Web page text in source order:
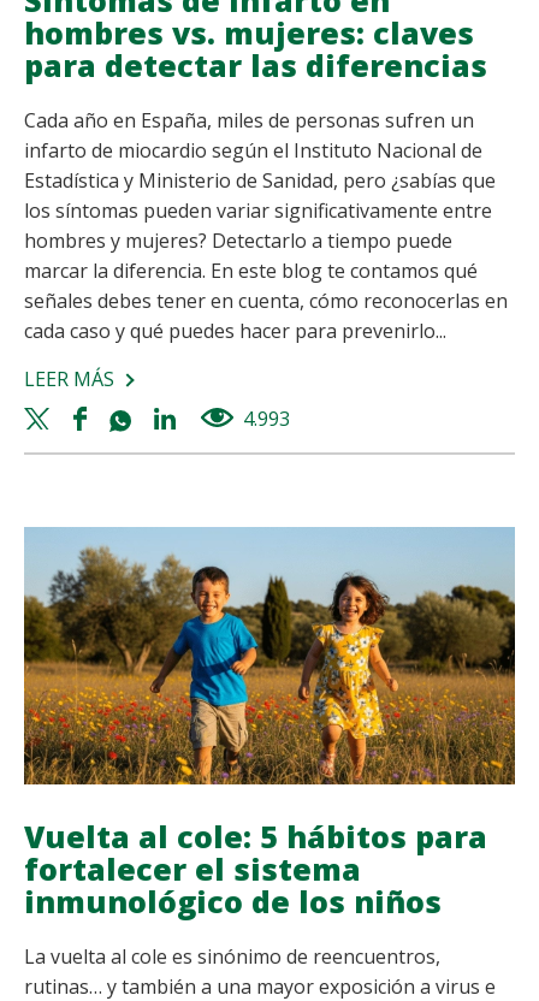
hombres vs. mujeres: claves
para detectar las diferencias
Cada año en España, miles de personas sufren un
infarto de miocardio según el Instituto Nacional de
Estadística y Ministerio de Sanidad, pero ¿sabías que
los síntomas pueden variar significativamente entre
hombres y mujeres? Detectarlo a tiempo puede
marcar la diferencia. En este blog te contamos qué
señales debes tener en cuenta, cómo reconocerlas en
cada caso y qué puedes hacer para prevenirlo...
LEER MÁS SOBRE
SÍNTOMAS
DE
HOMBRES
VS.
MUJERES:
CLAVES
PARA
DETECTAR
LAS
DIFERENCIAS
Twitter
share
Facebook
share
Whatsapp
share
Linkedin
share
4.993
Vuelta al cole: 5 hábitos para
fortalecer el sistema
inmunológico de los niños
La vuelta al cole es sinónimo de reencuentros,
rutinas… y también a una mayor exposición a virus e